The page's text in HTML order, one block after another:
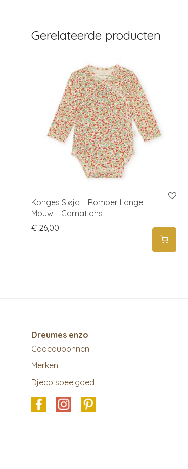
Gerelateerde producten
Konges Sløjd – Romper Lange
Mouw – Carnations
€ 26,00
Dreumes enzo
Cadeaubonnen
Merken
Djeco speelgoed